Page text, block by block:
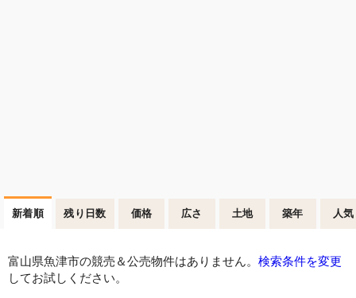
新着順 残り日数 価格 広さ 土地 築年 人気
富山県魚津市の競売＆公売物件はありません。 検索条件を変更
してお試しください。